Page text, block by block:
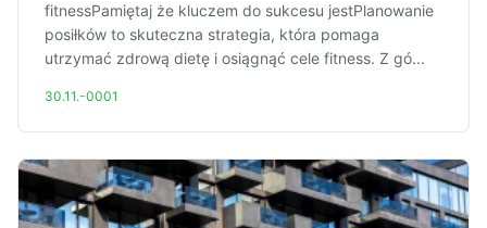
fitnessPamiętaj że kluczem do sukcesu jestPlanowanie
posiłków to skuteczna strategia, która pomaga
utrzymać zdrową dietę i osiągnąć cele fitness. Z gó...
30.11.-0001